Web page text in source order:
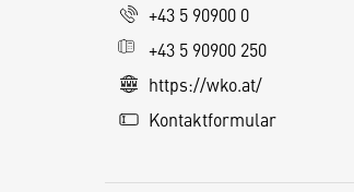
+43 5 90900 0
+43 5 90900 250
https://wko.at/
Kontaktformular